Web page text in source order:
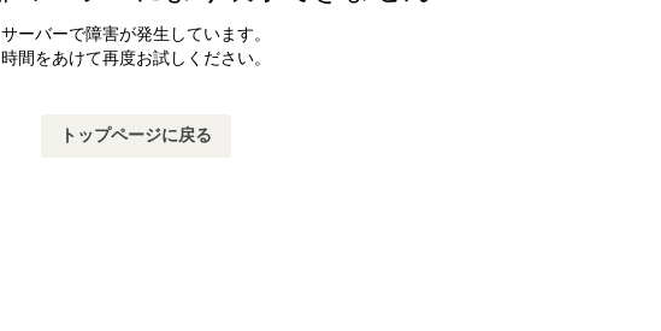
サーバーで障害が発生しています。
時間をあけて再度お試しください。
トップページに戻る